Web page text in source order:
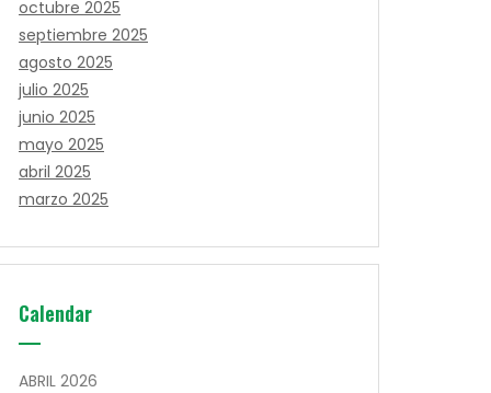
octubre 2025
septiembre 2025
agosto 2025
julio 2025
junio 2025
mayo 2025
abril 2025
marzo 2025
Calendar
ABRIL 2026